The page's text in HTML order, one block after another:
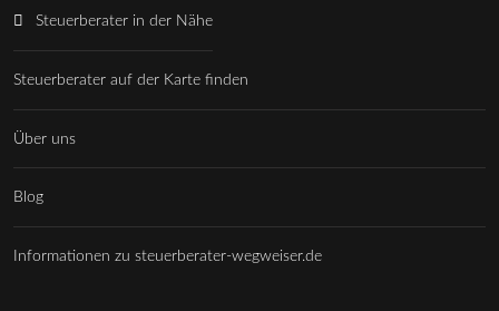
Steuerberater in der Nähe
Steuerberater auf der Karte finden
Über uns
Blog
Informationen zu steuerberater-wegweiser.de